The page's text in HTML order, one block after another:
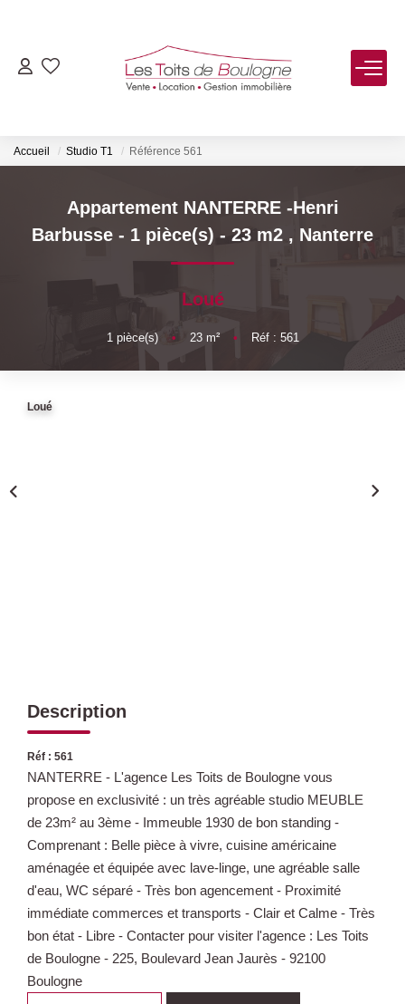
ACHETER
LOUER
VENDRE
Estimer
FAIRE GÉRER
Accueil Studio T1 Référence 561
Appartement NANTERRE -Henri
Barbusse - 1 pièce(s) - 23 m2 , Nanterre
Loué
1 pièce(s) • 23m² • Réf : 561
Loué
Description
Réf : 561
NANTERRE - L'agence Les Toits de Boulogne vous
propose en exclusivité : un très agréable studio MEUBLE
de 23m² au 3ème - Immeuble 1930 de bon standing -
Comprenant : Belle pièce à vivre, cuisine américaine
aménagée et équipée avec lave-linge, une agréable salle
d'eau, WC séparé - Très bon agencement - Proximité
immédiate commerces et transports - Clair et Calme - Très
bon état - Libre - Contacter pour visiter l'agence : Les Toits
de Boulogne - 225, Boulevard Jean Jaurès - 92100
Boulogne